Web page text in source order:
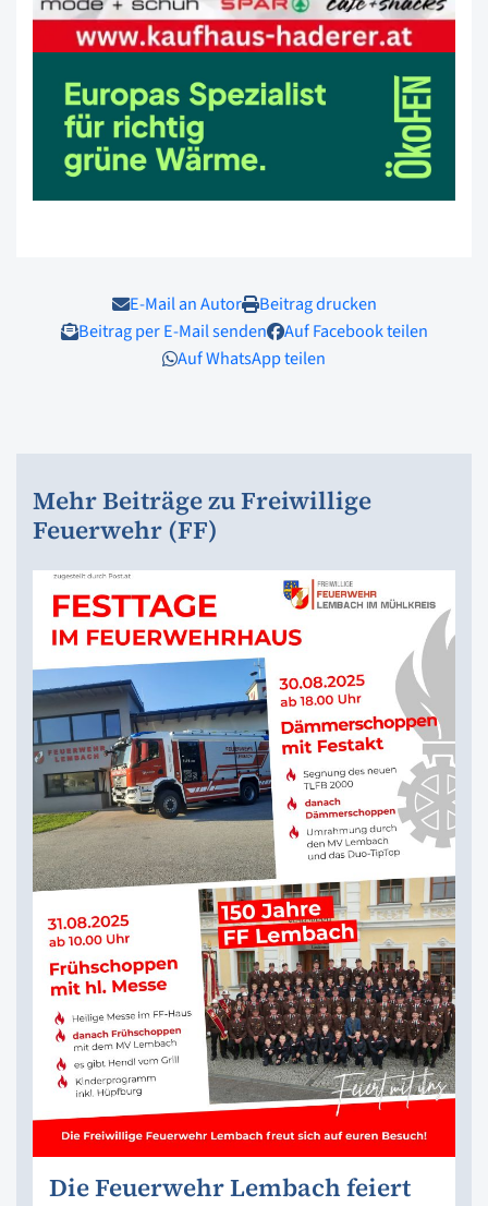
E-Mail an Autor
Beitrag drucken
Beitrag per E-Mail senden
Auf Facebook teilen
Auf WhatsApp teilen
Mehr Beiträge zu Freiwillige
Feuerwehr (FF)
Die Feuerwehr Lembach feiert